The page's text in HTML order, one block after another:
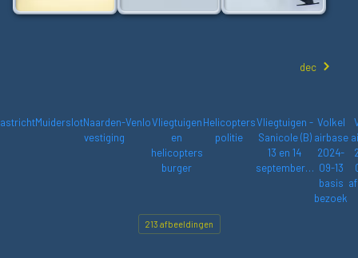
dec
MuiderslotNaarden-
vestiging
VenloVliegtuigen
en
helicopters
burger
Helicopters
politie
Vliegtuigen -
Sanicole (B)
13 en 14
september…
Volkel
airbase
2024-
09-13
basis
bezoek
213 afbeeldingen